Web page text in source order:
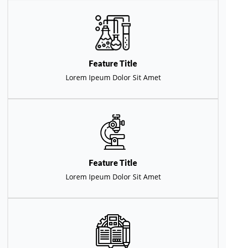
Feature Title
Lorem Ipeum Dolor Sit Amet
Feature Title
Lorem Ipeum Dolor Sit Amet